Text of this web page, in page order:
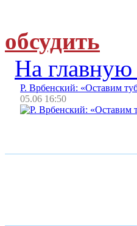
обсудить
На главную
Р. Врбенский: «Оставим
05.06 16:50